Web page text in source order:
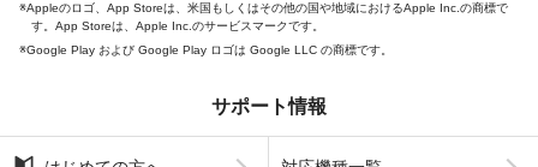
Appleのロゴ、App Storeは、米国もしくはその他の国や地域におけるApple Inc.の商標で
す。App Storeは、Apple Inc.のサービスマークです。
Google Play および Google Play ロゴは Google LLC の商標です。
サポート情報